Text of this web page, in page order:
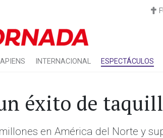
INTERNACIONAL ESPECTÁCULOS
éxito de
en América del Norte y